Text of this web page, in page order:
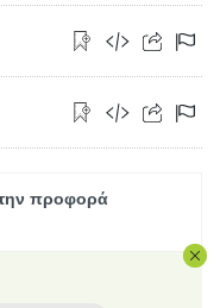
προφορά